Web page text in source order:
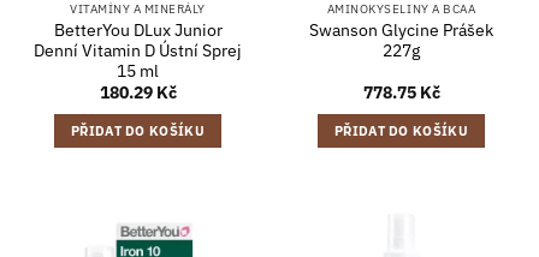
VITAMÍNY A MINERÁLY
BetterYou DLux Junior
Denní Vitamin D Ústní Sprej
15 ml
180.29 Kč
PŘIDAT DO KOŠÍKU
AMINOKYSELINY A BCAA
Swanson Glycine Prášek
227g
778.75 Kč
PŘIDAT DO KOŠÍKU